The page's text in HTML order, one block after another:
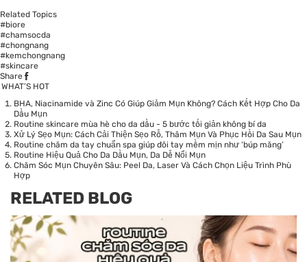
Related Topics
#biore
#chamsocda
#chongnang
#kemchongnang
#skincare
Share
WHAT’S HOT
BHA, Niacinamide và Zinc Có Giúp Giảm Mụn Không? Cách Kết Hợp Cho Da
Dầu Mụn
Routine skincare mùa hè cho da dầu - 5 bước tối giản không bí da
Xử Lý Sẹo Mụn: Cách Cải Thiện Sẹo Rỗ, Thâm Mụn Và Phục Hồi Da Sau Mụn
Routine chăm da tay chuẩn spa giúp đôi tay mềm mịn như ‘búp măng’
Routine Hiệu Quả Cho Da Dầu Mụn, Da Dễ Nổi Mụn
Chăm Sóc Mụn Chuyên Sâu: Peel Da, Laser Và Cách Chọn Liệu Trình Phù
Hợp
RELATED BLOG